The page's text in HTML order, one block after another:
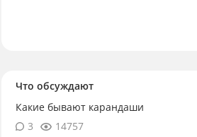
Что обсуждают
Какие бывают карандаши
3
14757